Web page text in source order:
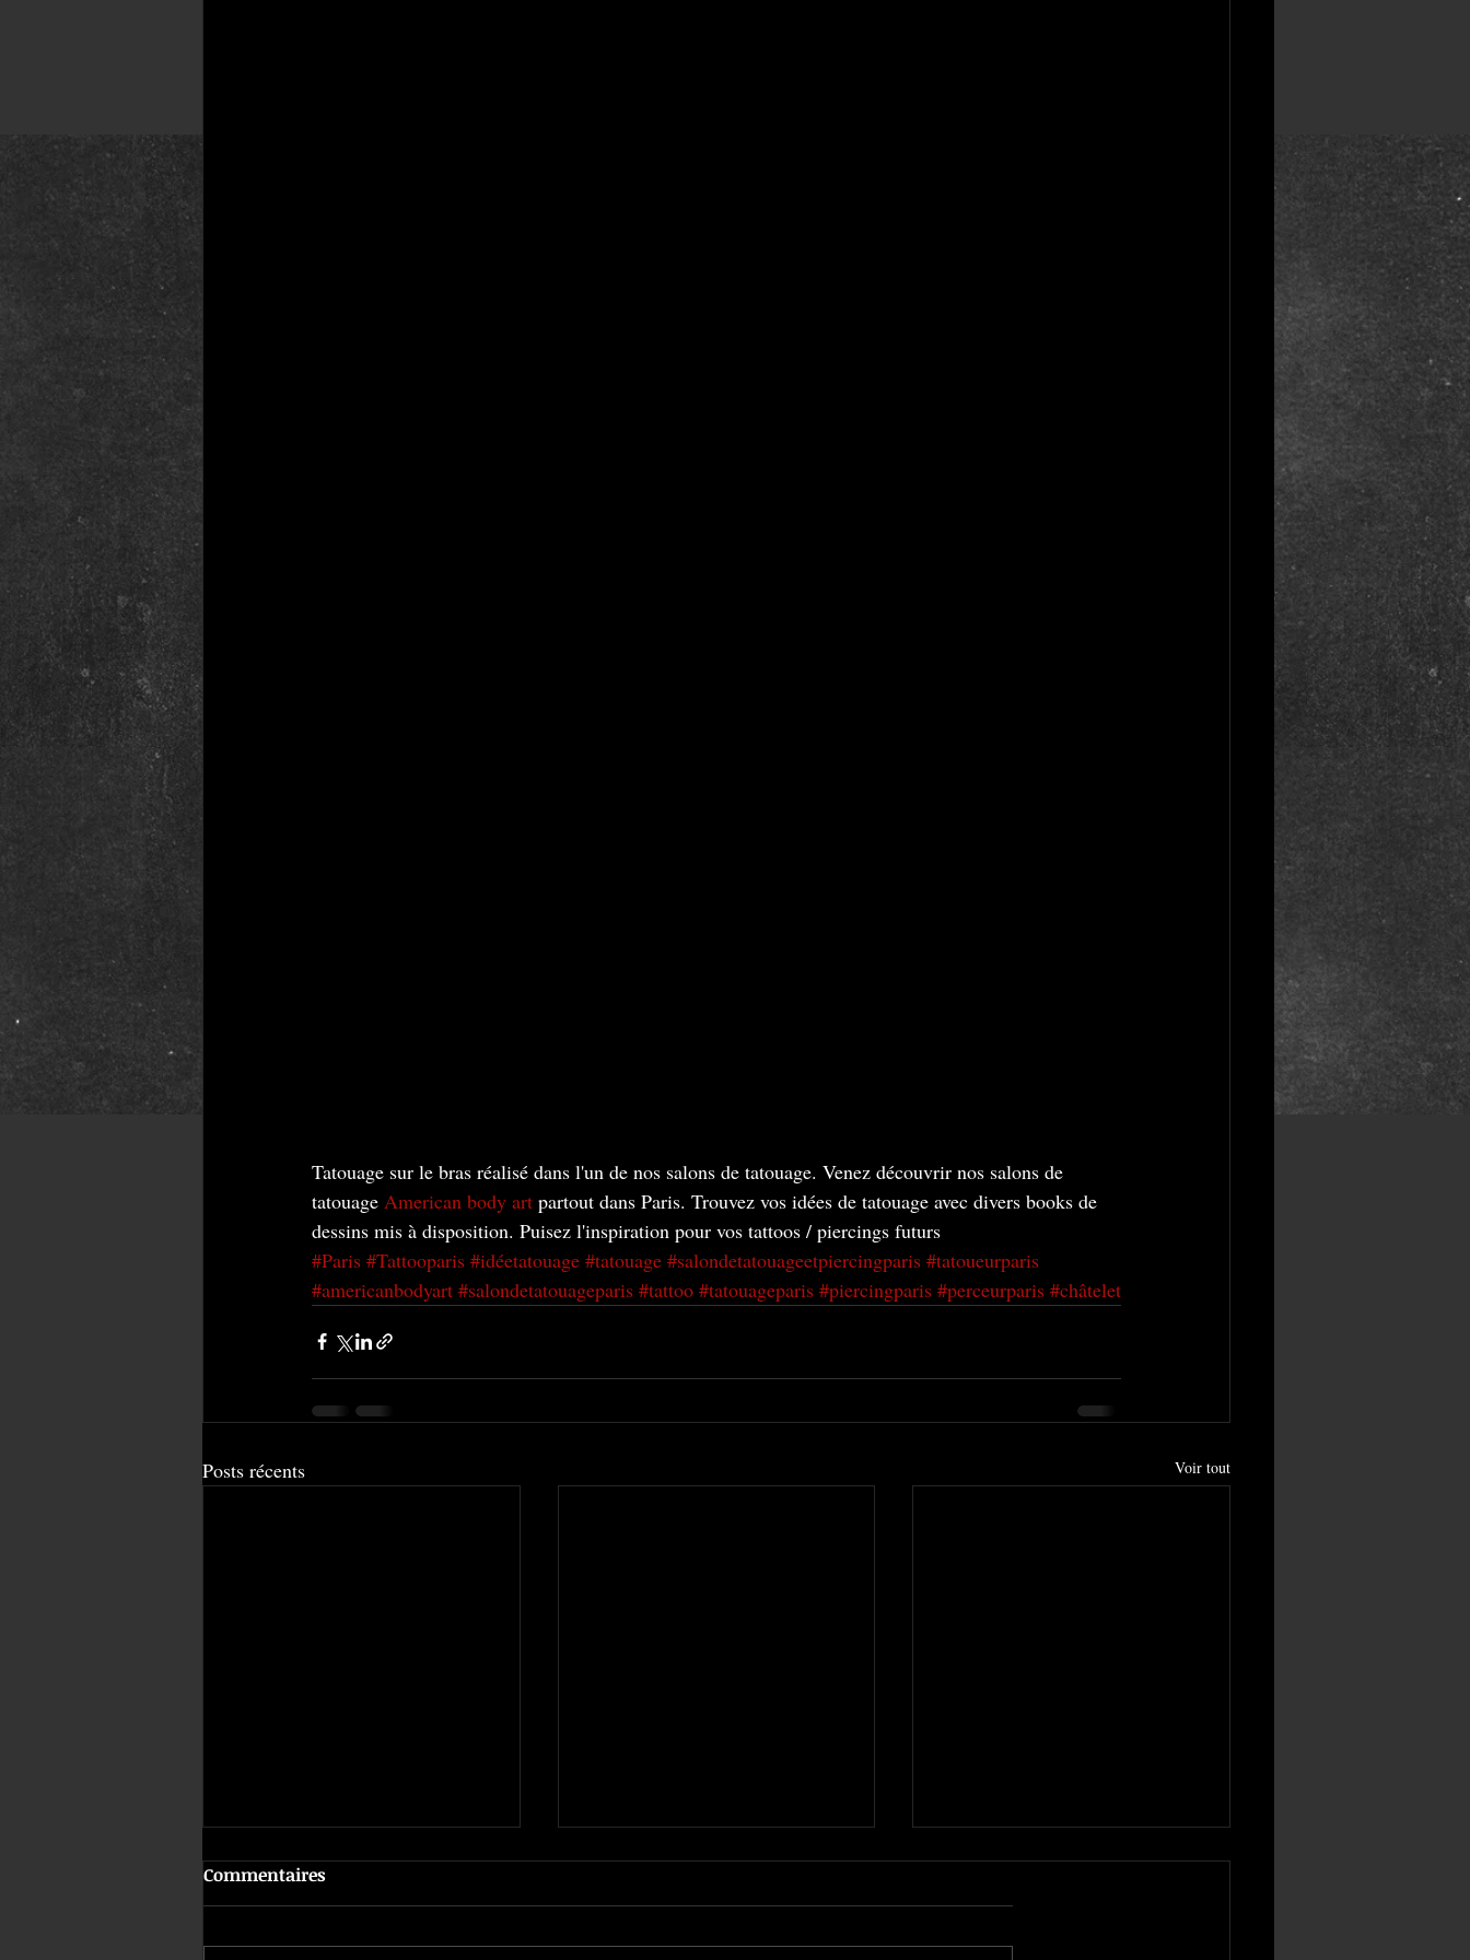
Tatouage sur le bras réalisé dans l'un de nos salons de tatouage. Venez découvrir nos salons de
tatouage American body art partout dans Paris. Trouvez vos idées de tatouage avec divers books de
dessins mis à disposition. Puisez l'inspiration pour vos tattoos / piercings futurs
#Paris #Tattooparis #idéetatouage #tatouage #salondetatouageetpiercingparis #tatoueurparis
#americanbodyart #salondetatouageparis #tattoo #tatouageparis #piercingparis #perceurparis #châtelet
Posts récents Voir tout
Commentaires